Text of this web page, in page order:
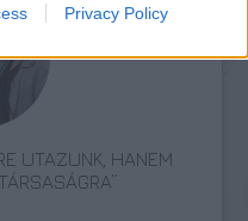
Privacy Policy
UTAZUNK, HANEM